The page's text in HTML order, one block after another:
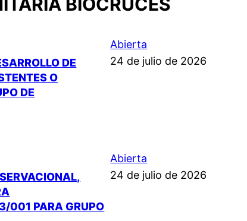
DE
O
DE
Abierta
24 de julio de 2026
001 PARA GRUPO
Abierta
24 de julio de 2026